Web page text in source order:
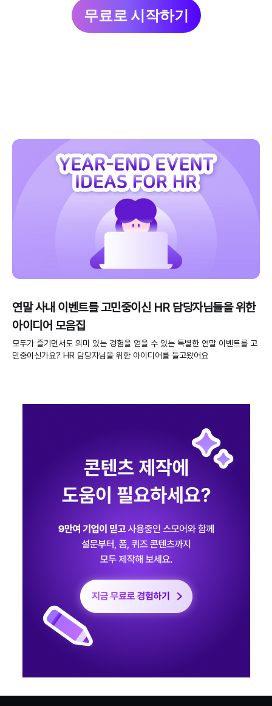
무료로 시작하기
연말 사내 이벤트를 고민중이신 HR 담당자님들을 위한
아이디어 모음집
모두가 즐기면서도 의미 있는 경험을 얻을 수 있는 특별한 연말 이벤트를 고
민중이신가요? HR 담당자님을 위한 아이디어를 들고왔어요